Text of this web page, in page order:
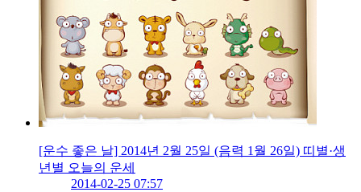
[운수 좋은 날] 2014년 2월 25일 (음력 1월 26일) 띠별·생
년별 오늘의 운세
2014-02-25 07:57